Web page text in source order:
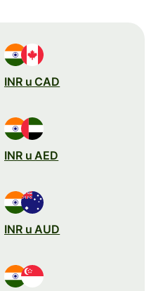
INR u CAD
INR u AED
INR u AUD